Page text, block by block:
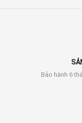
Bảo hành 6